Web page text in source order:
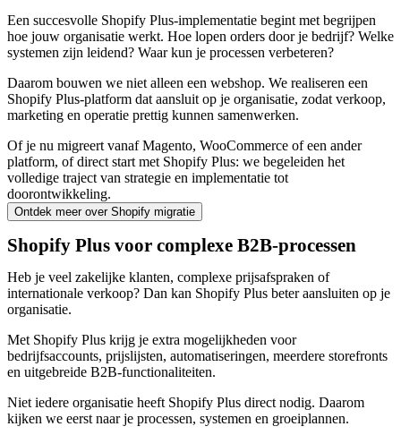
Een succesvolle Shopify Plus-implementatie begint met begrijpen
hoe jouw organisatie werkt. Hoe lopen orders door je bedrijf? Welke
systemen zijn leidend? Waar kun je processen verbeteren?
Daarom bouwen we niet alleen een webshop. We realiseren een
Shopify Plus-platform dat aansluit op je organisatie, zodat verkoop,
marketing en operatie prettig kunnen samenwerken.
Of je nu migreert vanaf Magento, WooCommerce of een ander
platform, of direct start met Shopify Plus: we begeleiden het
volledige traject van strategie en implementatie tot
doorontwikkeling.
Ontdek meer over Shopify migratie
Shopify Plus voor complexe B2B-processen
Heb je veel zakelijke klanten, complexe prijsafspraken of
internationale verkoop? Dan kan Shopify Plus beter aansluiten op je
organisatie.
Met Shopify Plus krijg je extra mogelijkheden voor
bedrijfsaccounts, prijslijsten, automatiseringen, meerdere storefronts
en uitgebreide B2B-functionaliteiten.
Niet iedere organisatie heeft Shopify Plus direct nodig. Daarom
kijken we eerst naar je processen, systemen en groeiplannen.